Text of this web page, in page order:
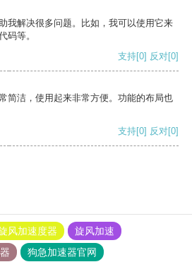
我解决很多问题。比如，我可以使用它来
码等。
支持[0] 反对[0]
简洁，使用起来非常方便。功能的布局也
支持[0] 反对[0]
风加速度器
旋风加速
狗急加速器官网